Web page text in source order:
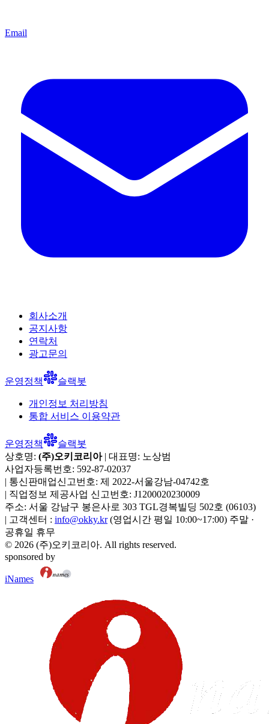
Email
회사소개
공지사항
연락처
광고문의
운영정책 슬랙봇
개인정보 처리방침
통합 서비스 이용약관
운영정책
슬랙봇
상호명: (주)오키코리아| 대표명: 노상범
사업자등록번호: 592-87-02037
| 통신판매업신고번호: 제 2022-서울강남-04742호
| 직업정보 제공사업 신고번호: J1200020230009
주소: 서울 강남구 봉은사로 303 TGL경복빌딩 502호 (06103)
| 고객센터 : info@okky.kr (영업시간 평일 10:00~17:00) 주말 ·
공휴일 휴무
© 2026 (주)오키코리아. All rights reserved.
sponsored by
iNames